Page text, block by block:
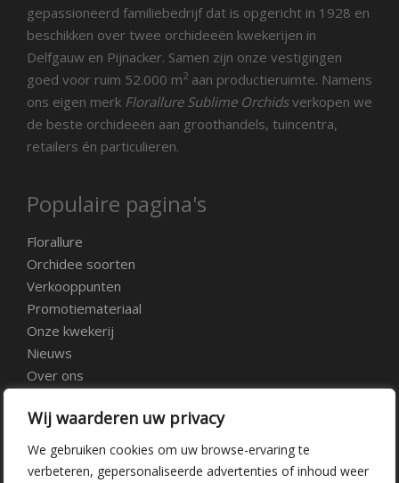
Wij waarderen uw privacy
We gebruiken cookies om uw browse-ervaring te
verbeteren, gepersonaliseerde advertenties of inhoud weer
gepassioneerd familiebedrijf dat is opgericht in 1928 en
beschikken over twee orchideeën kwekerijen in
Delfgauw en Pijnacker. Samen zijn onze vestigingen
goed voor ruim 52.000 m2 aan productieruimte. Namens
ons eigen merk Florallure Sublime Orchidsverkopen we
de beste orchideeën aan groothandels, tuincentra,
retailers én particulieren.
Populaire pagina's
Florallure
Orchidee soorten
Verkooppunten
Promotiemateriaal
Onze kwekerij
Nieuws
Over ons
Vacatures
Contact